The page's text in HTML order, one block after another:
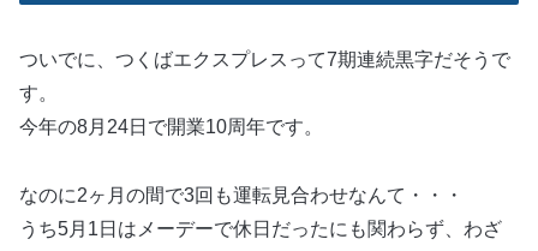
ついでに、つくばエクスプレスって7期連続黒字だそうで
す。
今年の8月24日で開業10周年です。
なのに2ヶ月の間で3回も運転見合わせなんて・・・
うち5月1日はメーデーで休日だったにも関わらず、わざ